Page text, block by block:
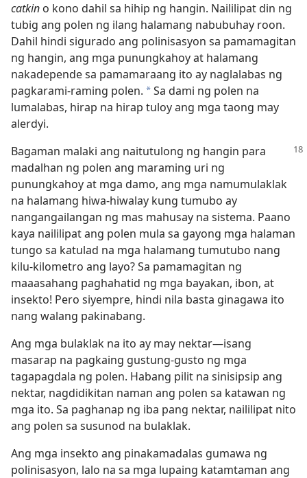
catkin o kono dahil sa hihip ng hangin. Naililipat din ng
tubig ang polen ng ilang halamang nabubuhay roon.
Dahil hindi sigurado ang polinisasyon sa pamamagitan
ng hangin, ang mga punungkahoy at halamang
nakadepende sa pamamaraang ito ay naglalabas ng
pagkarami-raming polen. *Sa dami ng polen na
lumalabas, hirap na hirap tuloy ang mga taong may
alerdyi.
Bagaman malaki ang naitutulong ng hangin para
madalhan ng polen ang maraming uri ng
punungkahoy at mga damo, ang mga namumulaklak
na halamang hiwa-hiwalay kung tumubo ay
nangangailangan ng mas mahusay na sistema. Paano
kaya naililipat ang polen mula sa gayong mga halaman
tungo sa katulad na mga halamang tumutubo nang
kilu-kilometro ang layo? Sa pamamagitan ng
maaasahang paghahatid ng mga bayakan, ibon, at
insekto! Pero siyempre, hindi nila basta ginagawa ito
nang walang pakinabang.
Ang mga bulaklak na ito ay may nektar​—isang
masarap na pagkaing gustung-gusto ng mga
tagapagdala ng polen. Habang pilit na sinisipsip ang
nektar, nagdidikitan naman ang polen sa katawan ng
mga ito. Sa paghanap ng iba pang nektar, naililipat nito
ang polen sa susunod na bulaklak.
Ang mga insekto ang pinakamadalas gumawa ng
polinisasyon, lalo na sa mga lupaing katamtaman ang